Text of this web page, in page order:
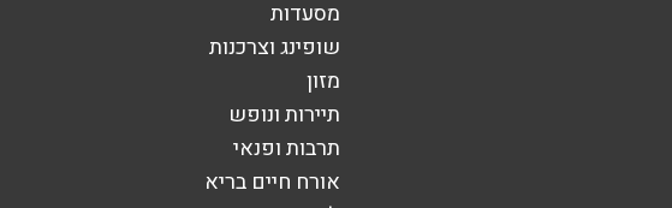
מסעדות
שופינג וצרכנות
מזון
תיירות ונופש
תרבות ופנאי
אורח חיים בריא